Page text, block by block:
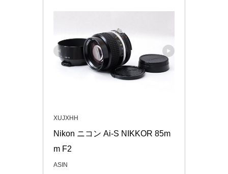
XUJXHH
Nikon ニコン Ai-S NIKKOR 85m
m F2
ASIN